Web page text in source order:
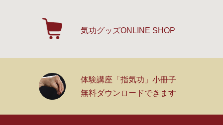
気功グッズONLINE SHOP
体験講座「指気功」小冊子
無料ダウンロードできます